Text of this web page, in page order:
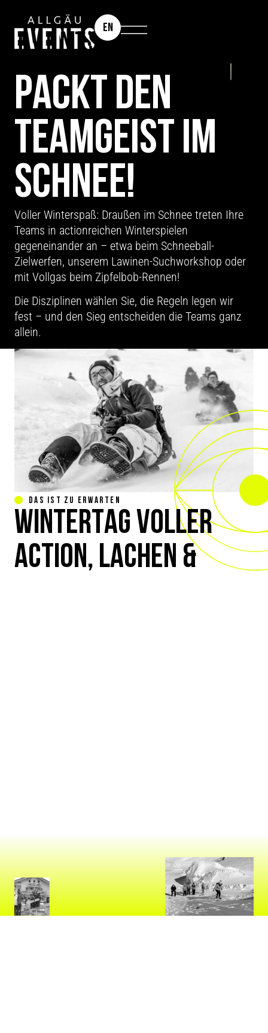
EN
PACKT DEN
TEAMGEIST IM
SCHNEE!
Voller Winterspaß: Draußen im Schnee treten Ihre
Teams in actionreichen Winterspielen
gegeneinander an – etwa beim Schneeball-
Zielwerfen, unserem Lawinen-Suchworkshop oder
mit Vollgas beim Zipfelbob-Rennen!
Die Disziplinen wählen Sie, die Regeln legen wir
fest – und den Sieg entscheiden die Teams ganz
allein.
DAS IST ZU ERWARTEN
WINTERTAG VOLLER
ACTION, LACHEN &